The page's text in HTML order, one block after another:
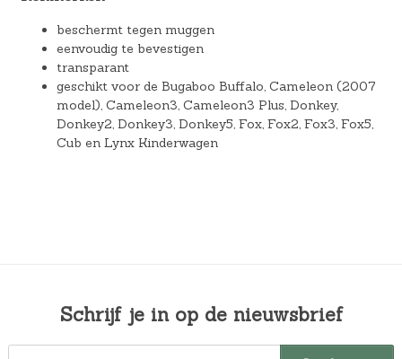
beschermt tegen muggen
eenvoudig te bevestigen
transparant
geschikt voor de Bugaboo Buffalo, Cameleon (2007
model), Cameleon3, Cameleon3 Plus, Donkey,
Donkey2, Donkey3, Donkey5, Fox, Fox2, Fox3, Fox5,
Cub en Lynx Kinderwagen
Schrijf je in op de nieuwsbrief